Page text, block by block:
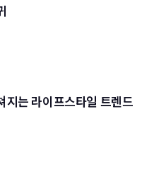
지는 라이프스타일 트렌드